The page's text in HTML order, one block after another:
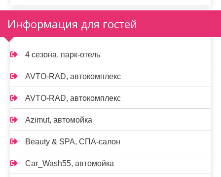
Информация для гостей
4 сезона, парк-отель
AVTO-RAD, автокомплекс
AVTO-RAD, автокомплекс
Azimut, автомойка
Beauty & SPA, СПА-салон
Car_Wash55, автомойка